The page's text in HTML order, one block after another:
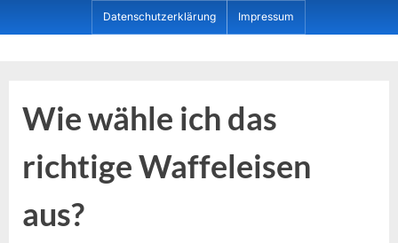
to
Datenschutzerklärung Impressum
Wie wähle ich das
richtige Waffeleisen
aus?